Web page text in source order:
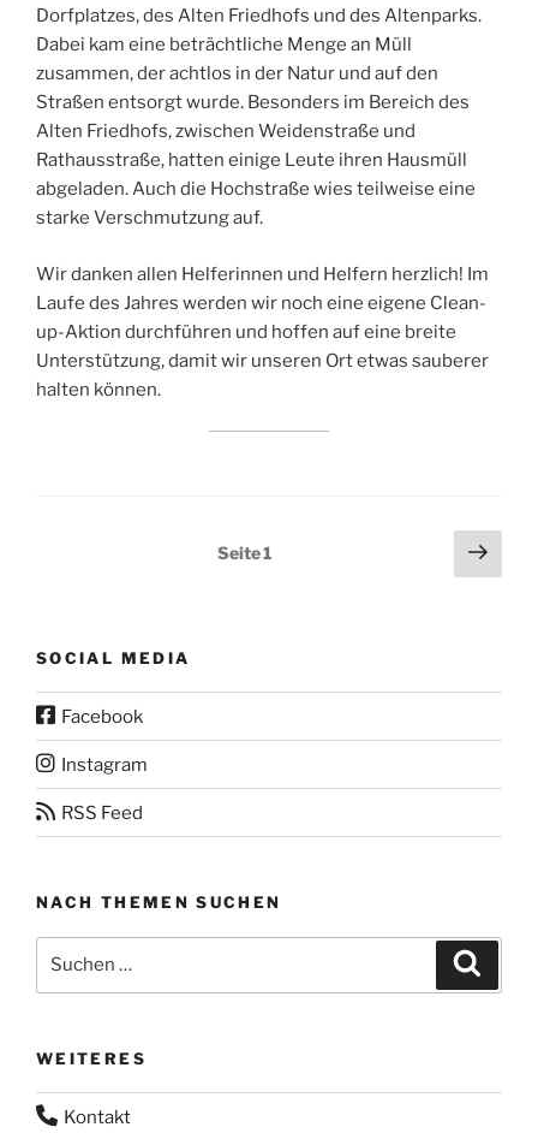
Dorfplatzes, des Alten Friedhofs und des Altenparks.
Dabei kam eine beträchtliche Menge an Müll
zusammen, der achtlos in der Natur und auf den
Straßen entsorgt wurde. Besonders im Bereich des
Alten Friedhofs, zwischen Weidenstraße und
Rathausstraße, hatten einige Leute ihren Hausmüll
abgeladen. Auch die Hochstraße wies teilweise eine
starke Verschmutzung auf.
Wir danken allen Helferinnen und Helfern herzlich! Im
Laufe des Jahres werden wir noch eine eigene Clean-
up-Aktion durchführen und hoffen auf eine breite
Unterstützung, damit wir unseren Ort etwas sauberer
halten können.
Seitennummerierung
Seite1
SOCIAL MEDIA
Facebook
Instagram
RSS Feed
NACH THEMEN SUCHEN
nach:
WEITERES
Kontakt